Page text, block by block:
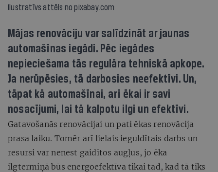
Ilustratīvs attēls no pixabay.com
Mājas renovāciju var salīdzināt ar jaunas
automašīnas iegādi. Pēc iegādes
nepieciešama tās regulāra tehniskā apkope.
Ja nerūpēsies, tā darbosies neefektīvi. Un,
tāpat kā automašīnai, arī ēkai ir savi
nosacījumi, lai tā kalpotu ilgi un efektīvi.
Gatavošanās renovācijai un pati ēkas renovācija
prasa laiku. Tomēr arī lielais ieguldītais darbs un
resursi var nenest gaidītos augļus, jo ēka
ilgtermiņā būs energoefektīva tikai tad, kad tā tiks